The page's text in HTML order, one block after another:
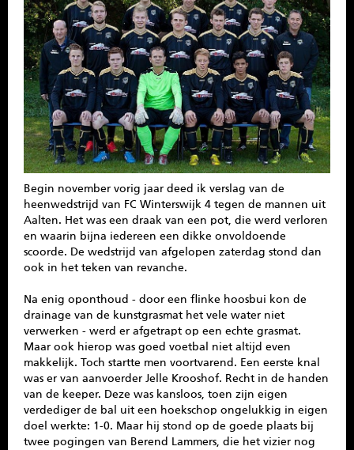
SPONSOREN
CONTACT
MENU
Begin november vorig jaar deed ik verslag van de
heenwedstrijd van FC Winterswijk 4 tegen de mannen uit
Aalten. Het was een draak van een pot, die werd verloren
en waarin bijna iedereen een dikke onvoldoende
scoorde. De wedstrijd van afgelopen zaterdag stond dan
ook in het teken van revanche.
Na enig oponthoud - door een flinke hoosbui kon de
drainage van de kunstgrasmat het vele water niet
verwerken - werd er afgetrapt op een echte grasmat.
Maar ook hierop was goed voetbal niet altijd even
makkelijk. Toch startte men voortvarend. Een eerste knal
was er van aanvoerder Jelle Krooshof. Recht in de handen
van de keeper. Deze was kansloos, toen zijn eigen
verdediger de bal uit een hoekschop ongelukkig in eigen
doel werkte: 1-0. Maar hij stond op de goede plaats bij
twee pogingen van Berend Lammers, die het vizier nog